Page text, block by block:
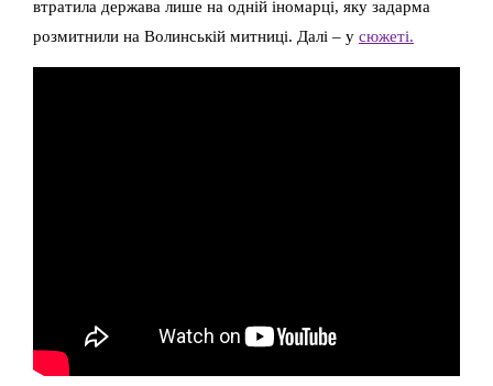
втратила держава лише на одній іномарці, яку задарма
розмитнили на Волинській митниці. Далі – у сюжеті.